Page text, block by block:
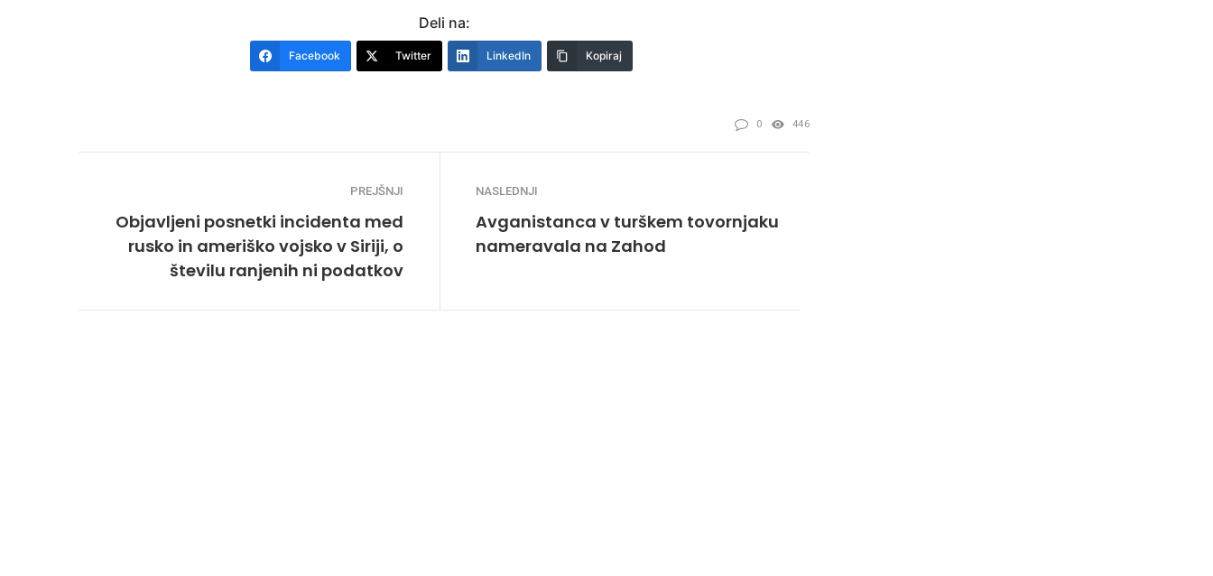
Deli na:
Facebook Twitter LinkedIn Kopiraj
0 446
PREJŠNJI
Objavljeni posnetki incidenta med
rusko in ameriško vojsko v Siriji, o
številu ranjenih ni podatkov
NASLEDNJI
Avganistanca v turškem tovornjaku
nameravala na Zahod